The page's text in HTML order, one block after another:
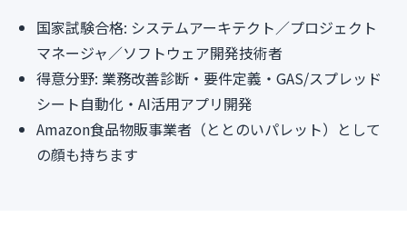
国家試験合格: システムアーキテクト／プロジェクト
マネージャ／ソフトウェア開発技術者
得意分野: 業務改善診断・要件定義・GAS/スプレッド
シート自動化・AI活用アプリ開発
Amazon食品物販事業者（ととのいパレット）として
の顔も持ちます